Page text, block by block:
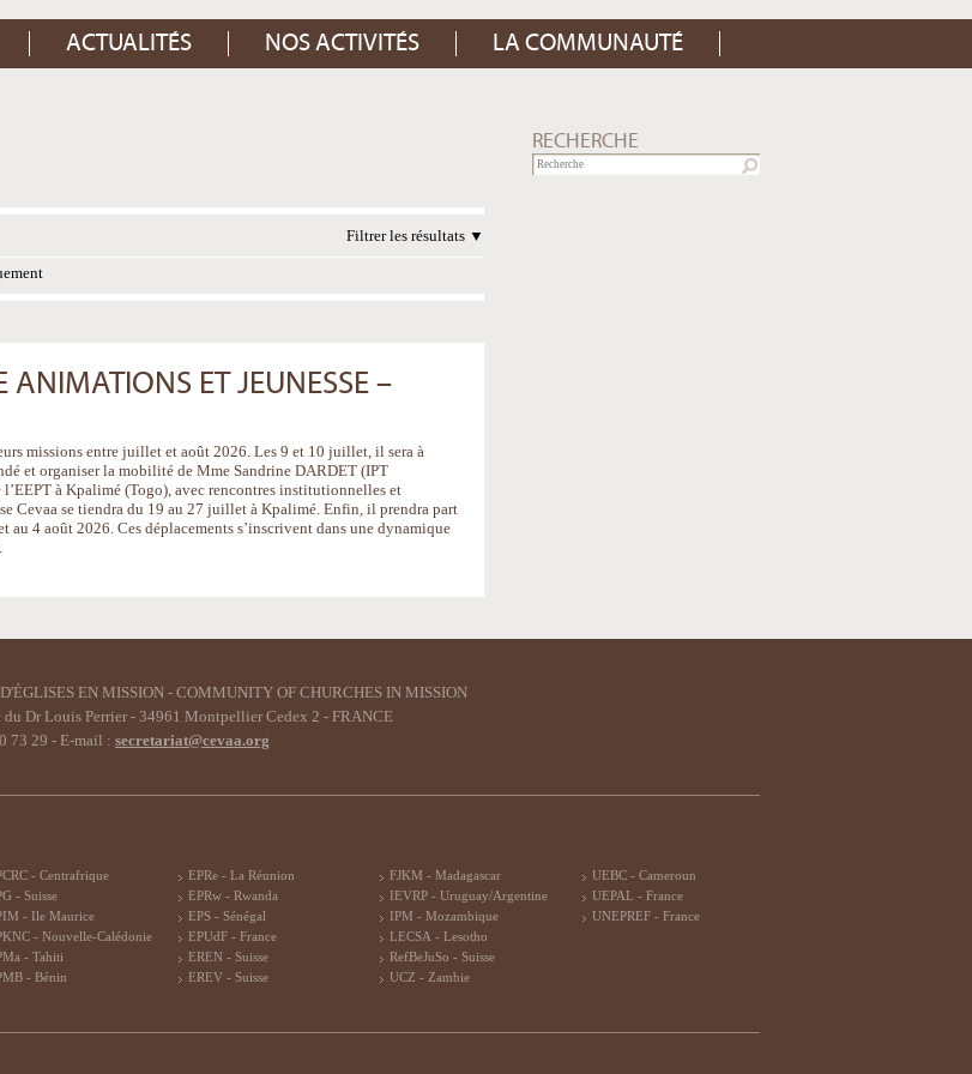
ACTUALITÉS NOS ACTIVITÉS LA COMMUNAUTÉ
RECHERCHE
Filtrer les résultats
ANIMATIONS ET JEUNESSE –
missions entre juillet et août 2026. Les 9 et 10 juillet, il sera à
et organiser la mobilité de Mme Sandrine DARDET (IPT
à Kpalimé (Togo), avec rencontres institutionnelles et
Cevaa se tiendra du 19 au 27 juillet à Kpalimé. Enfin, il prendra part
4 août 2026. Ces déplacements s’inscrivent dans une dynamique
EN MISSION - COMMUNITY OF CHURCHES IN MISSION
du Dr Louis Perrier - 34961 Montpellier Cedex 2 - FRANCE
73 29 - E-mail : secretariat@cevaa.org
- Centrafrique
- Suisse
- Ile Maurice
- Nouvelle-Calédonie
- Tahiti
- Bénin
EPRe - La Réunion
EPRw - Rwanda
EPS - Sénégal
EPUdF - France
EREN - Suisse
EREV - Suisse
FJKM - Madagascar
IEVRP - Uruguay/Argentine
IPM - Mozambique
LECSA - Lesotho
RefBeJuSo - Suisse
UCZ - Zambie
UEBC - Cameroun
UEPAL - France
UNEPREF - France